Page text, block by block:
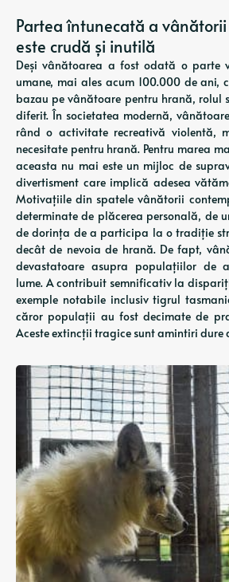
Partea întunecată a vânătorii
este crudă și inutilă
Deși vânătoarea a fost odată o parte
umane, mai ales acum 100.000 de ani,
bazau pe vânătoare pentru hrană, rolul
diferit. În societatea modernă,
rând o activitate recreativă violentă,
necesitate pentru hrană. Pentru marea
aceasta nu mai este un mijloc de
divertisment care implică adesea
Motivațiile din spatele vânătorii
determinate de plăcerea personală, de
de dorința de a participa la o tradiție
decât de nevoia de hrană. De fapt,
devastatoare asupra populațiilor de
lume. A contribuit semnificativ la
exemple notabile inclusiv tigrul
căror populații au fost decimate de
Aceste extincții tragice sunt amintiri dure